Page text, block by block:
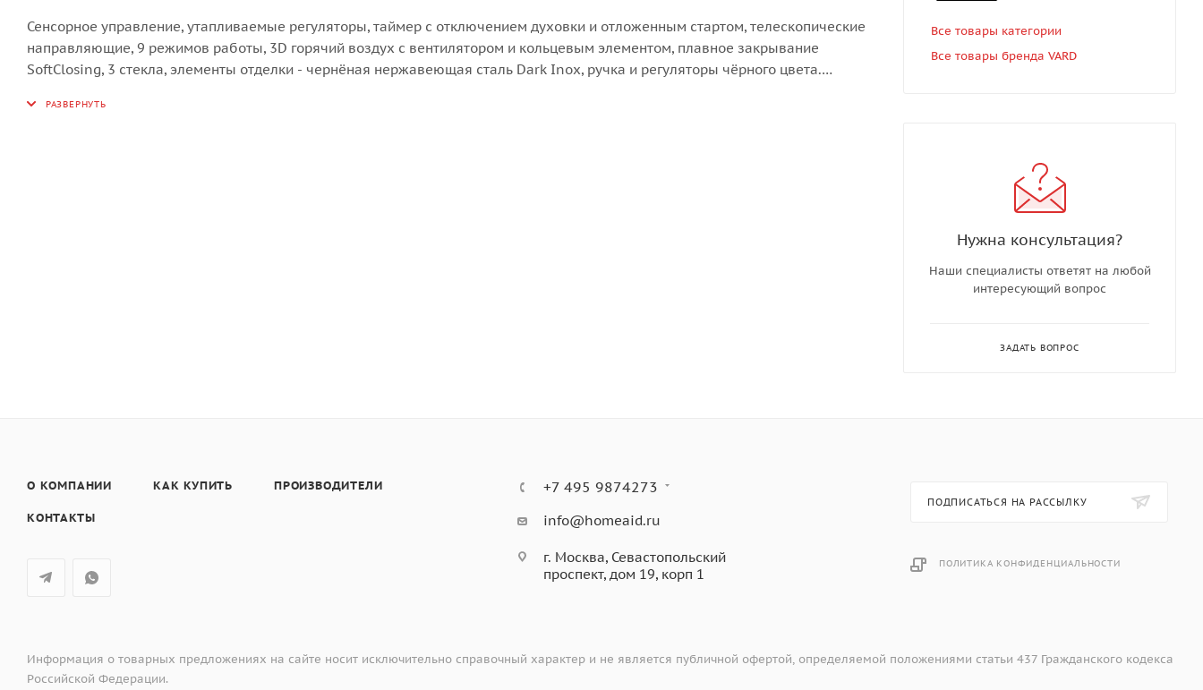
Сенсорное управление, утапливаемые регуляторы, таймер с отключением духовки и отложенным стартом, телескопические
направляющие, 9 режимов работы, 3D горячий воздух с вентилятором и кольцевым элементом, плавное закрывание
SoftClosing, 3 стекла, элементы отделки - чернёная нержавеющая сталь Dark Inox, ручка и регуляторы чёрного цвета.
Телескопические направляющие позволяют удобно, одной рукой выдвинуть противень с готовящейся пищей, например
Все товары категории
Все товары бренда VARD
Нужна консультация?
Наши специалисты ответят на любой
интересующий вопрос
ЗАДАТЬ ВОПРОС
О КОМПАНИИ КАК КУПИТЬ ПРОИЗВОДИТЕЛИ
КОНТАКТЫ
+7 495 9874273
info@homeaid.ru
г. Москва, Севастопольский
проспект, дом 19, корп 1
ПОДПИСАТЬСЯ НА РАССЫЛКУ
ПОЛИТИКА КОНФИДЕНЦИАЛЬНОСТИ
Информация о товарных предложениях на сайте носит исключительно справочный характер и не является публичной офертой, определяемой положениями статьи 437 Гражданского кодекса
Российской Федерации.